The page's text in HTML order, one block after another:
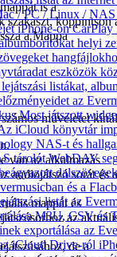
/ PC / Linux /
iPhone-on CarPlay
helyi
eszközök
listákat,
az
Most játszott
iCloud könyvtár
NAS-t és
tárolót WebDAV
és a
listát az
M3U, CSV és
exportálása az
iCloud Drive-ról
is a
szakaszt, koppintson
a Mappa
műveletet
van az alkalmazás
audiojátszó sorát és
mappát és
az
de a